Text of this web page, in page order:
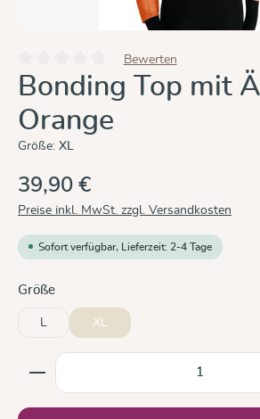
Durchschnittliche Bewertung von 0 von 5
Bewerten
Bonding Top mit
Orange
Größe: XL
39,90 €
Preise inkl. MwSt. zzgl. Versandkosten
Sofort verfügbar, Lieferzeit: 2-4 Tage
Größeauswählen
L XL
Produkt Anzahl: Gib den